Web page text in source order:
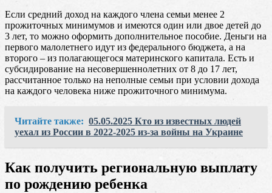
Если средний доход на каждого члена семьи менее 2
прожиточных минимумов и имеются один или двое детей до
3 лет, то можно оформить дополнительное пособие. Деньги на
первого малолетнего идут из федерального бюджета, а на
второго – из полагающегося материнского капитала. Есть и
субсидирование на несовершеннолетних от 8 до 17 лет,
рассчитанное только на неполные семьи при условии дохода
на каждого человека ниже прожиточного минимума.
Читайте также: 05.05.2025 Кто из известных людей
уехал из России в 2022-2025 из-за войны на Украине
Как получить региональную выплату
по рождению ребенка